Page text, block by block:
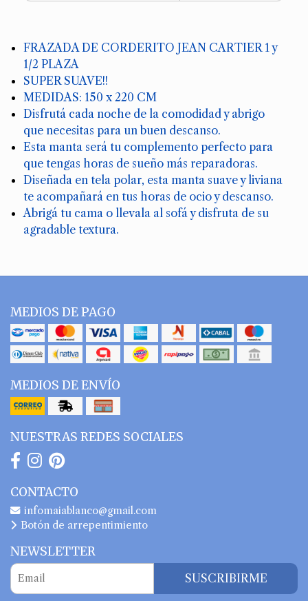
FRAZADA DE CORDERITO JEAN CARTIER 1 y
1/2 PLAZA
SUPER SUAVE!!
MEDIDAS: 150 x 220 CM
Disfrutá cada noche de la comodidad y abrigo
que necesitas para un buen descanso.
Esta manta será tu complemento perfecto para
que tengas horas de sueño más reparadoras.
Diseñada en tela polar, esta manta suave y liviana
te acompañará en tus horas de ocio y descanso.
Abrigá tu cama o llevala al sofá y disfruta de su
agradable textura.
MEDIOS DE PAGO
MEDIOS DE ENVÍO
NUESTRAS REDES SOCIALES
CONTACTO
infomaiablanco@gmail.com
Botón de arrepentimiento
NEWSLETTER
SUSCRIBIRME